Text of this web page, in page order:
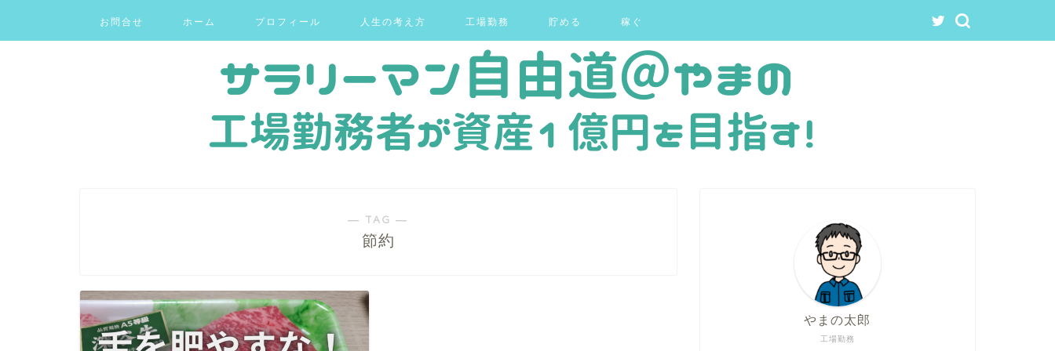
お問合せ ホーム プロフィール 人生の考え方 工場勤務 貯める 稼ぐ
― TAG ―
節約
工場勤務
やまの太郎